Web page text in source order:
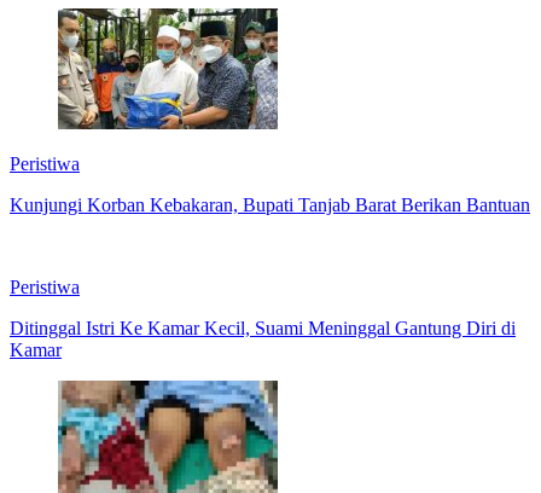
Peristiwa
Kunjungi Korban Kebakaran, Bupati Tanjab Barat Berikan Bantuan
Peristiwa
Ditinggal Istri Ke Kamar Kecil, Suami Meninggal Gantung Diri di
Kamar